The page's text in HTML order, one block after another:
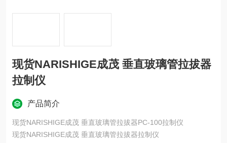
现货NARISHIGE成茂 垂直玻璃管拉拔器
拉制仪
产品简介
现货NARISHIGE成茂 垂直玻璃管拉拔器PC-100拉制仪
现货NARISHIGE成茂 垂直玻璃管拉拔器拉制仪